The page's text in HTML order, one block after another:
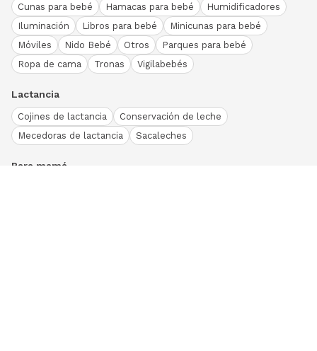
Cunas para bebé
Hamacas para bebé
Humidificadores
Iluminación
Libros para bebé
Minicunas para bebé
Móviles
Nido Bebé Otros
Parques para bebé
Ropa de cama
Tronas Vigilabebés
Lactancia
Cojines de lactancia
Conservación de leche
Mecedoras de lactancia
Sacaleches
Para mamá